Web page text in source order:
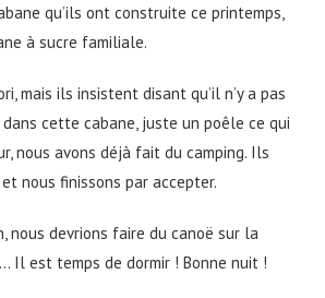
qu’ils ont construite ce printemps,
à sucre familiale.
mais ils insistent disant qu’il n’y a pas
dans cette cabane, juste un poêle ce qui
nous avons déjà fait du camping. Ils
nous finissons par accepter.
nous devrions faire du canoë sur la
Il est temps de dormir ! Bonne nuit !